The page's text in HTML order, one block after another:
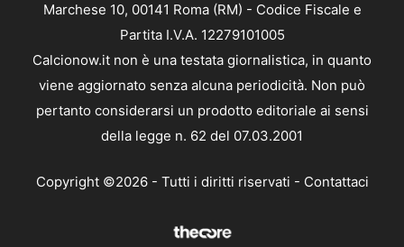
Marchese 10, 00141 Roma (RM) - Codice Fiscale e
Partita I.V.A. 12279101005
Calcionow.it non è una testata giornalistica, in quanto
viene aggiornato senza alcuna periodicità. Non può
pertanto considerarsi un prodotto editoriale ai sensi
della legge n. 62 del 07.03.2001
Copyright ©2026 - Tutti i diritti riservati - Contattaci